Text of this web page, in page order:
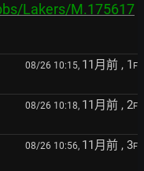
Lakers/M.175617
08/26 10:15, 11月前 , 1 F
08/26 10:18, 11月前 , 2F
08/26 10:56, 11月前 , 3F